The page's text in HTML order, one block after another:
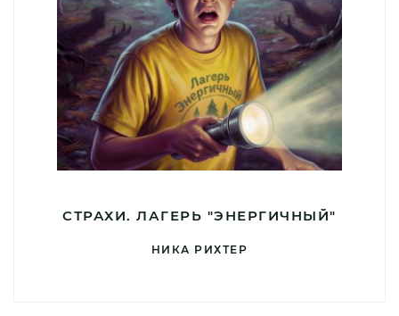
СТРАХИ. ЛАГЕРЬ "ЭНЕРГИЧНЫЙ"
НИКА РИХТЕР